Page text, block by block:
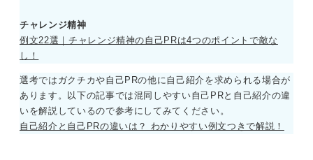
チャレンジ精神
例文22選｜チャレンジ精神の自己PRは4つのポイントで敵な
し！
選考ではガクチカや自己PRの他に自己紹介を求められる場合が
あります。以下の記事では混同しやすい自己PRと自己紹介の違
いを解説しているので参考にしてみてください。
自己紹介と自己PRの違いは？ わかりやすい例文つきで解説！